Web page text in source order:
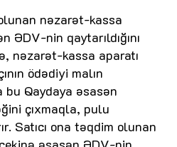
nəzarət-kassa
ƏDV-nin qaytarıldığını
nəzarət-kassa aparatı
ödədiyi malın
bu Qaydaya əsasən
çıxmaqla, pulu
Satıcı ona təqdim olunan